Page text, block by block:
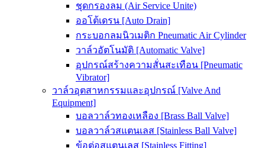
ชุดกรองลม (Air Service Unite)
ออโต้เดรน [Auto Drain]
กระบอกลมนิวเมติก Pneumatic Air Cylinder
วาล์วอัตโนมัติ [Automatic Valve]
อุปกรณ์สร้างความสั่นสะเทือน [Pneumatic
Vibrator]
วาล์วอุตสาหกรรมและอุปกรณ์ [Valve And
Equipment]
บอลวาล์วทองเหลือง [Brass Ball Valve]
บอลวาล์วสแตนเลส [Stainless Ball Valve]
ข้อต่อสแตนเลส [Stainless Fitting]